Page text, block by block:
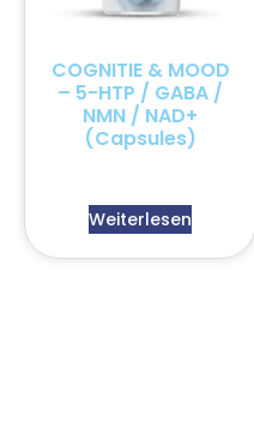
COGNITIE & MOOD
– 5-HTP / GABA /
NMN / NAD+
(Capsules)
Weiterlesen